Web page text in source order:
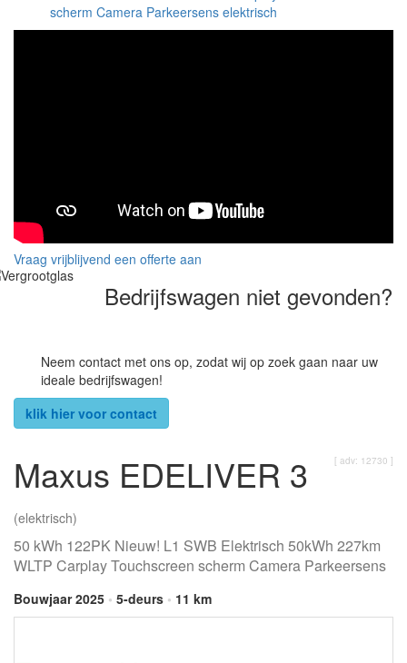
Vraag vrijblijvend een offerte aan
Bedrijfswagen niet gevonden?
Neem contact met ons op, zodat wij op zoek gaan naar uw
ideale bedrijfswagen!
klik hier voor contact
[ adv: 12730 ]
Maxus EDELIVER 3
(elektrisch)
50 kWh 122PK Nieuw! L1 SWB Elektrisch 50kWh 227km
WLTP Carplay Touchscreen scherm Camera Parkeersens
Bouwjaar 2025 • 5-deurs • 11 km